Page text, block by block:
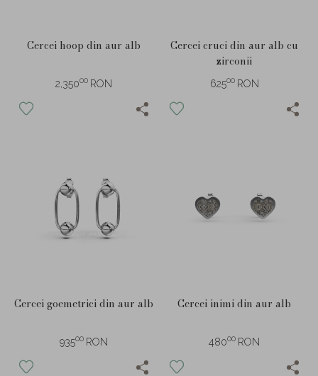
Cercei hoop din aur alb
2,35000 RON
Cercei cruci din aur alb cu
zirconii
62500 RON
Cercei goemetrici din aur alb
93500 RON
Cercei inimi din aur alb
48000 RON